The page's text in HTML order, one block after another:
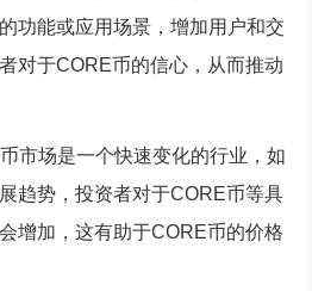
功能或应用场景，增加用户和交
对于CORE币的信心，从而推动
市场是一个快速变化的行业，如
趋势，投资者对于CORE币等具
增加，这有助于CORE币的价格